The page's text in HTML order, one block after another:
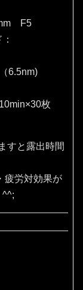
F5
6.5nm)
枚
すと露出時間
疲労対効果が
^^;